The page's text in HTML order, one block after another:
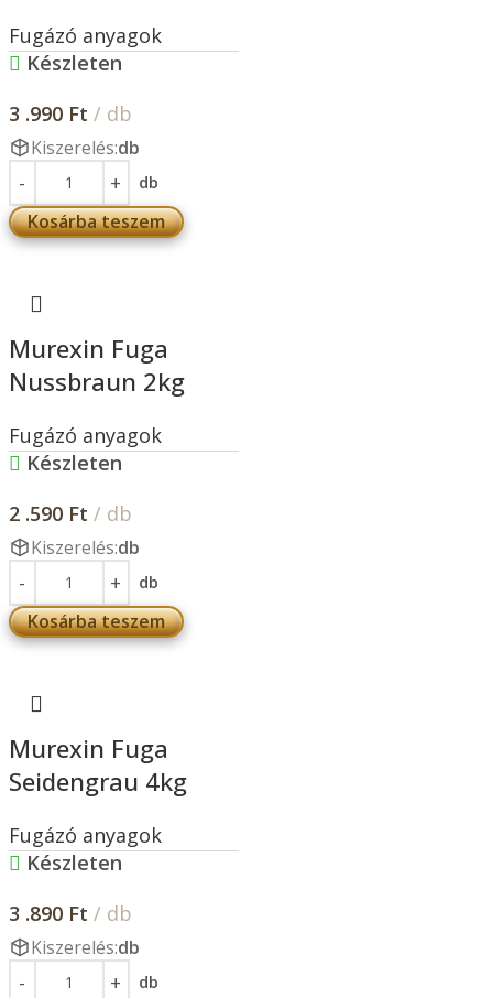
Fugázó anyagok
Készleten
3 .990 Ft / db
Kiszerelés:db
db
Kosárba teszem
Murexin Fuga
Nussbraun 2kg
Fugázó anyagok
Készleten
2 .590 Ft / db
Kiszerelés:db
db
Kosárba teszem
Murexin Fuga
Seidengrau 4kg
Fugázó anyagok
Készleten
3 .890 Ft / db
Kiszerelés:db
db